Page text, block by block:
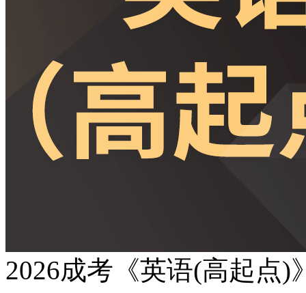
2026成考《英语(高起点)